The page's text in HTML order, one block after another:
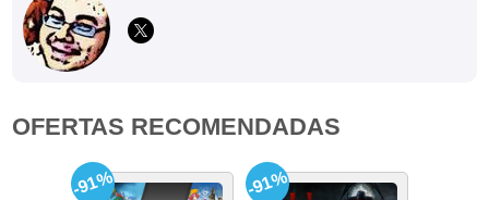
OFERTAS RECOMENDADAS
-91% -91%